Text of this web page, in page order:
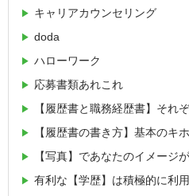
キャリアカウンセリング
doda
ハローワーク
応募書類あれこれ
【履歴書と職務経歴書】それ
【履歴書の書き方】基本のキ
【写真】であなたのイメージ
有利な【学歴】は積極的に利